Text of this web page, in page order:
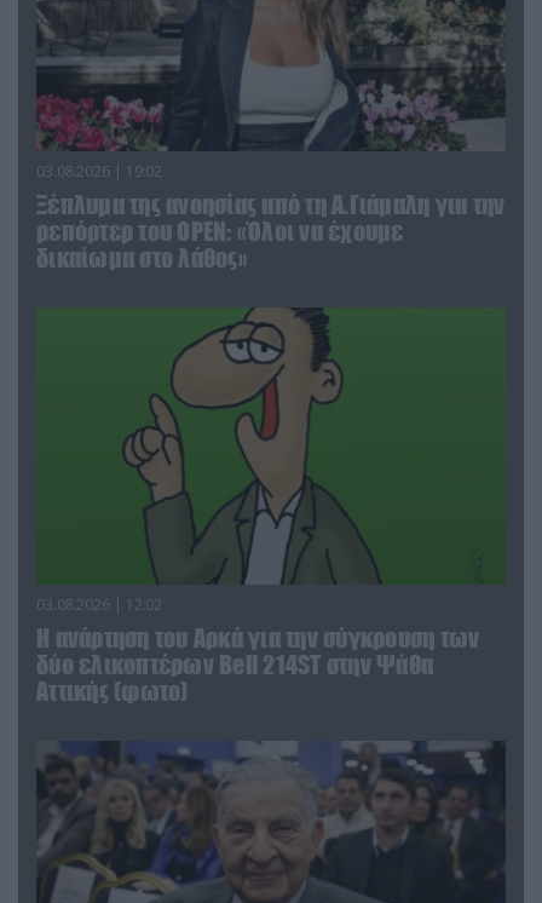
03.08.2026 | 19:02
Ξέπλυμα της ανοησίας από τη Α.Γιάμαλη για την
ρεπόρτερ του ΟΡΕΝ: «Όλοι να έχουμε
δικαίωμα στο λάθος»
03.08.2026 | 12:02
Η ανάρτηση του Αρκά για την σύγκρουση των
δύο ελικοπτέρων Bell 214ST στην Ψάθα
Αττικής (φωτο)